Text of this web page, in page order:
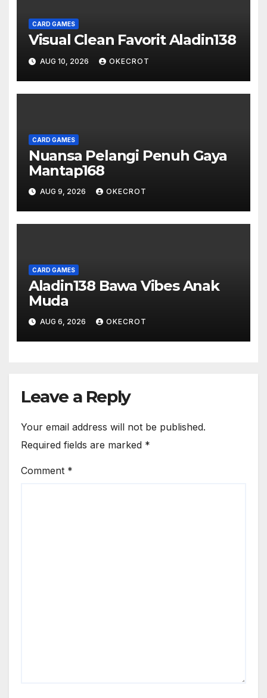
CARD GAMES
Visual Clean Favorit Aladin138
AUG 10, 2026 OKECROT
CARD GAMES
Nuansa Pelangi Penuh Gaya
Mantap168
AUG 9, 2026 OKECROT
CARD GAMES
Aladin138 Bawa Vibes Anak
Muda
AUG 6, 2026 OKECROT
Leave a Reply
Your email address will not be published.
Required fields are marked *
Comment *